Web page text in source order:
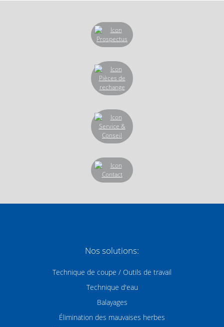
Nos solutions:
Technique de coupe / Outils de travail
Technique d'eau
Balayages
Élimination des mauvaises herbes